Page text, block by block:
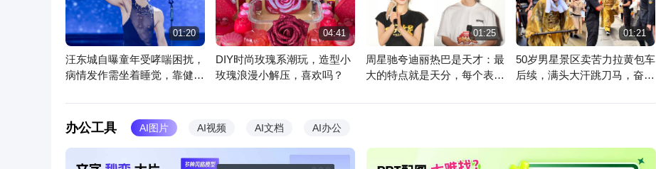
01:20
汪东城自曝童年受哮喘困扰，
病情发作需坐着睡觉，靠健身
04:41
DIY时尚玫瑰系潮玩，造型小
玫瑰浪漫小解压，喜欢吗？
01:25
周星驰夸迪丽热巴是天才：最
大的特点就是天分，每个表演
01:21
50岁男星景区卖苦力拉黄包车
后续，满头大汗跳刀马，奋力
办公工具 AI图片 AI视频 AI文档 AI办公
你的随身智能助手 超级助手 答你所问 先进的配音工具